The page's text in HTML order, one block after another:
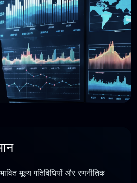
मूल्य गतिविधियों और रणनीतिक